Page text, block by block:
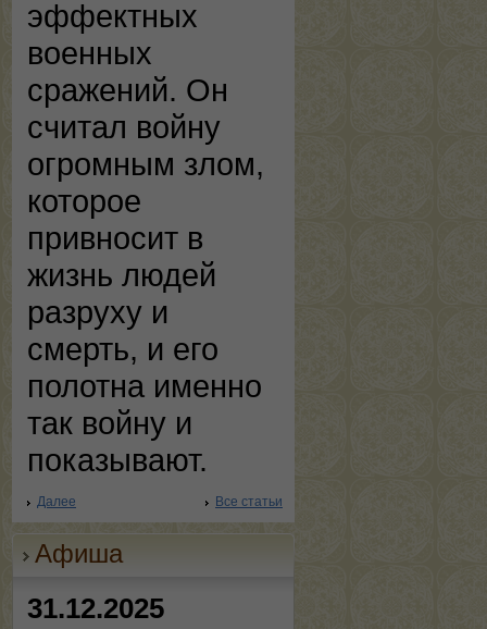
эффектных
военных
сражений. Он
считал войну
огромным злом,
которое
привносит в
жизнь людей
разруху и
смерть, и его
полотна именно
так войну и
показывают.
Далее Все статьи
Афиша
31.12.2025